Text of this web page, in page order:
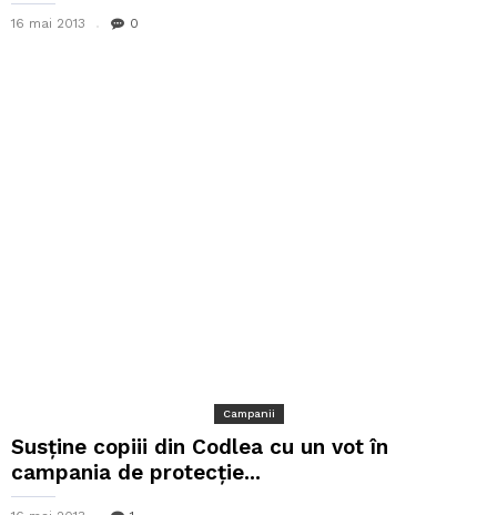
16 mai 2013 0
Campanii
Susţine copiii din Codlea cu un vot în
campania de protecţie...